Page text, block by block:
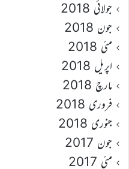
جولائی 2018
جون 2018
مئی 2018
اپریل 2018
مارچ 2018
فروری 2018
جنوری 2018
جون 2017
مئی 2017